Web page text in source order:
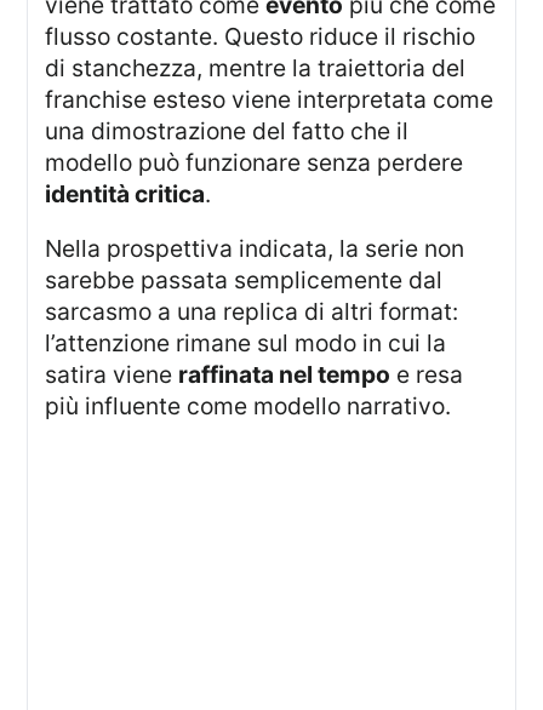
flusso costante. Questo riduce il rischio
di stanchezza, mentre la traiettoria del
franchise esteso viene interpretata come
una dimostrazione del fatto che il
modello può funzionare senza perdere
identità critica.
Nella prospettiva indicata, la serie non
sarebbe passata semplicemente dal
sarcasmo a una replica di altri format:
l’attenzione rimane sul modo in cui la
satira viene raffinata nel tempo e resa
più influente come modello narrativo.